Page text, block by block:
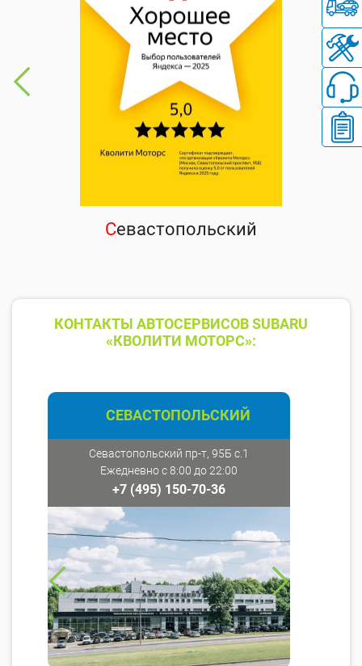
Севастопольский
КОНТАКТЫ АВТОСЕРВИСОВ SUBARU
«КВОЛИТИ МОТОРС»:
СЕВАСТОПОЛЬСКИЙ
Севастопольский пр-т, 95Б с.1
Ежедневно с 8:00 до 22:00
+7 (495) 150-70-36